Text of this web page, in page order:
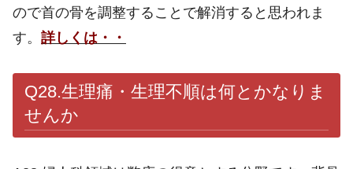
ので首の骨を調整することで解消すると思われま
す。 詳しくは・・
Q28.生理痛・生理不順は何とかなりま
せんか